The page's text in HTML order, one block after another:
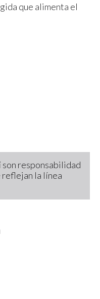
que alimenta el
son responsabilidad
reflejan la línea